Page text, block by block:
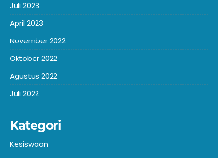
Juli 2023
April 2023
November 2022
Oktober 2022
Agustus 2022
Juli 2022
Kategori
Kesiswaan